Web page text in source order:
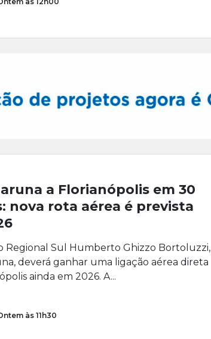
a Florianópolis em 30
nova rota aérea é prevista
Regional Sul Humberto Ghizzo Bortoluzzi,
deverá ganhar uma ligação aérea direta
ainda em 2026. A...
às 11h30